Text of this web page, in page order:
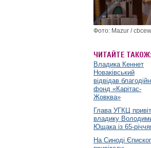
Фото: Mazur /
ЧИТАЙТЕ ТАКОЖ:
Владика Кеннет
Новаківський
відвідав
фонд «Карітас-
Жовква»
Глава УГКЦ
владику
Ющака із 65-
На Синоді